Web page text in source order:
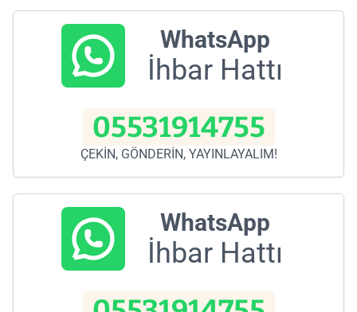
WhatsApp
İhbar Hattı
05531914755
ÇEKİN, GÖNDERİN, YAYINLAYALIM!
WhatsApp
İhbar Hattı